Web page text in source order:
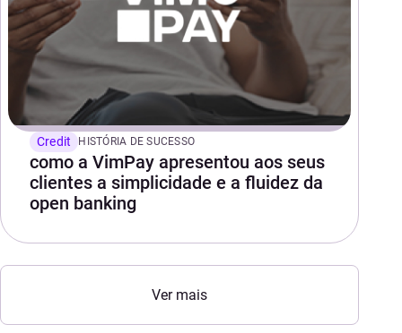
Credit HISTÓRIA DE SUCESSO
como a VimPay apresentou aos seus
clientes a simplicidade e a fluidez da
open banking
Ver mais